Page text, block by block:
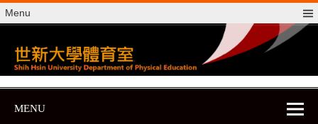
Skip
to
content
Menu
世新大學體育室
世新大學體育室
MENU